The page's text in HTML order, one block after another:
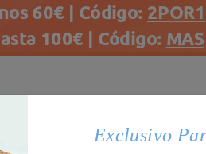
60€ | Código: 2POR1
100€ | Código: MAS
Exclusivo